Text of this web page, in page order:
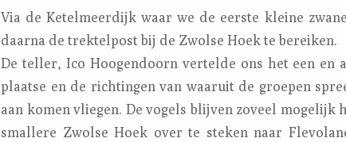
Via de Ketelmeerdijk waar we de eerste kleine
daarna de trektelpost bij de Zwolse Hoek te bereiken.
De teller, Ico Hoogendoorn vertelde ons het een
plaatse en de richtingen van waaruit de groepen
aan komen vliegen. De vogels blijven zoveel mogelijk
smallere Zwolse Hoek over te steken naar